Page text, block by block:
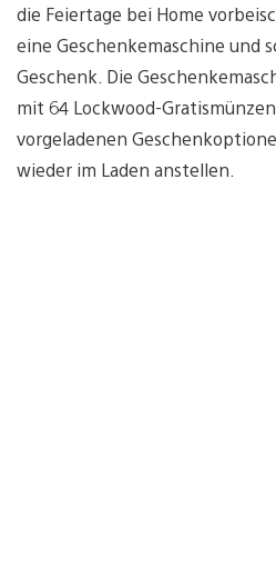
die Feiertage bei Home
eine Geschenkemaschine und
Geschenk. Die
mit 64 Lockwood-
vorgeladenen
wieder im Laden anstellen.